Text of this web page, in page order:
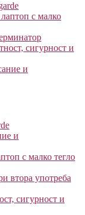
с малко
сигурност и
и
и
с малко тегло
втора употреба
сигурност и